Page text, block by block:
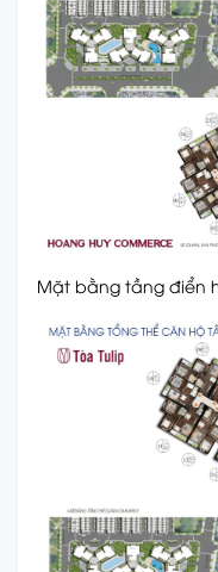
Mặt bằng tầng điển